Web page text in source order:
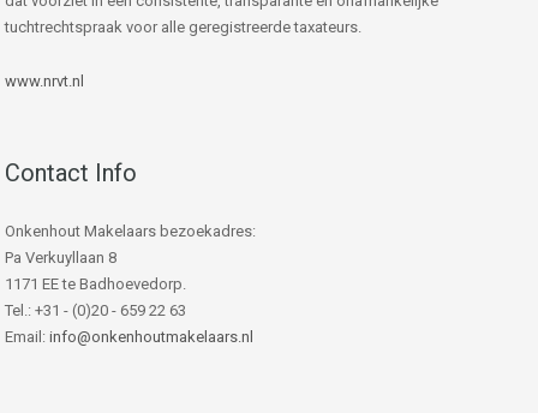
tuchtrechtspraak voor alle geregistreerde taxateurs.
www.nrvt.nl
Contact Info
Onkenhout Makelaars bezoekadres:
Pa Verkuyllaan 8
1171 EE te Badhoevedorp.
Tel.: +31 - (0)20 - 659 22 63
Email: info@onkenhoutmakelaars.nl